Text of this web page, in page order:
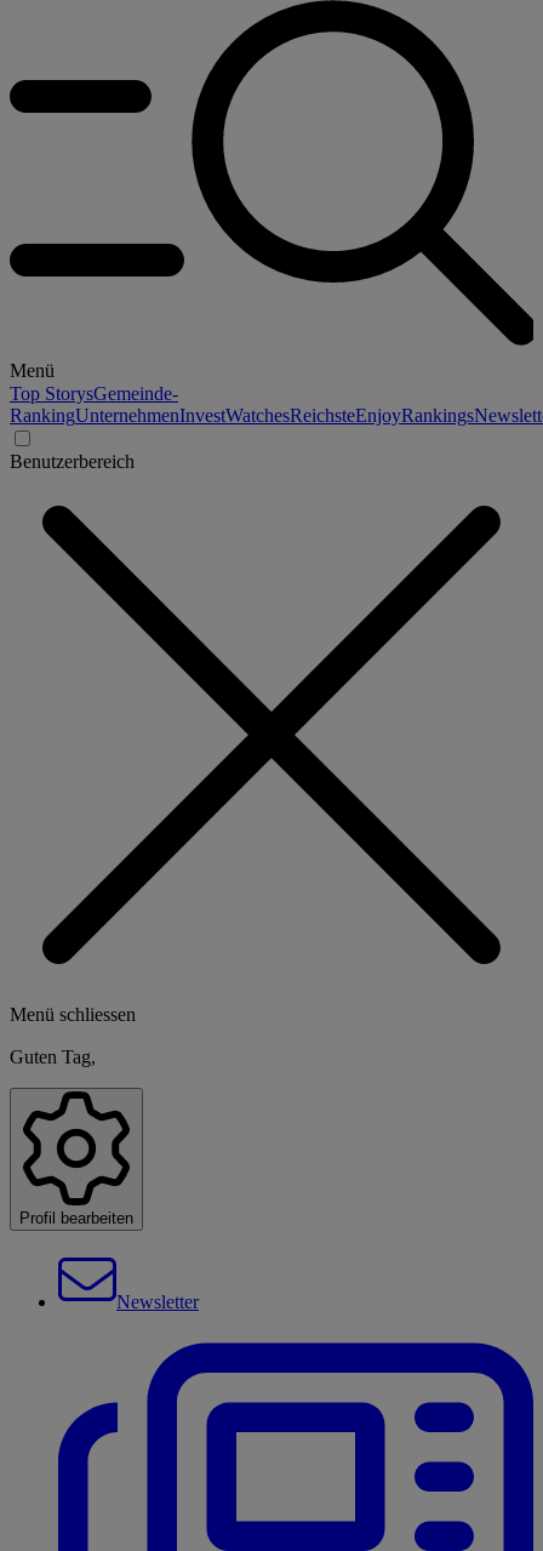
Menü
Top StorysGemeinde-
RankingUnternehmenInvestWatchesReichsteEnjoyRankings
Benutzerbereich
Menü schliessen
Guten Tag,
Profil bearbeiten
Newsletter